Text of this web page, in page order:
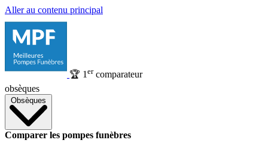
Aller au contenu principal
🏆 1 ercomparateur
obsèques
Obsèques
Comparer les pompes funèbres